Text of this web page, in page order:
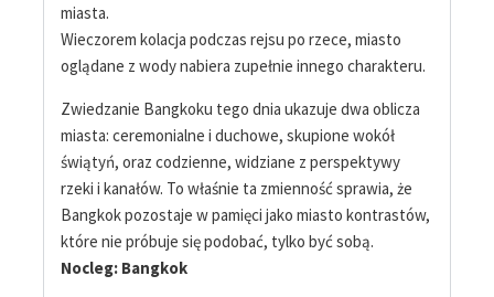
miasta.
Wieczorem kolacja podczas rejsu po rzece, miasto
oglądane z wody nabiera zupełnie innego charakteru.
Zwiedzanie Bangkoku tego dnia ukazuje dwa oblicza
miasta: ceremonialne i duchowe, skupione wokół
świątyń, oraz codzienne, widziane z perspektywy
rzeki i kanałów. To właśnie ta zmienność sprawia, że
Bangkok pozostaje w pamięci jako miasto kontrastów,
które nie próbuje się podobać, tylko być sobą.
Nocleg: Bangkok